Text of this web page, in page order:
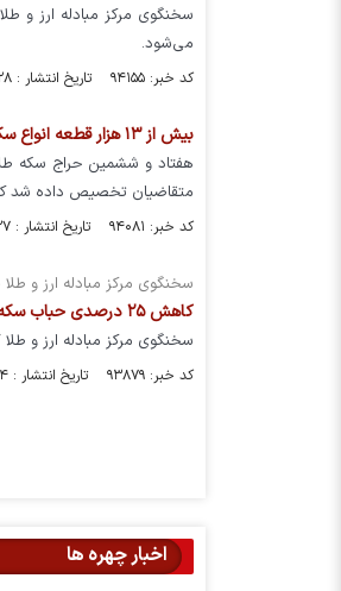
سخنگوی مرکز مبادله ارز و
می‌شود.
کد خبر: ۹۴۱۵۵ تاریخ انتشار : ۱۴۰۳/۱۱/۲۸
بیش از ۱۳ هزار قطعه انواع سکه به فروش رفت
متقاضیان تخصیص داده شد که نشان از تخصیص
کد خبر: ۹۴۰۸۱ تاریخ انتشار : ۱۴۰۳/۱۱/۲۷
سخنگوی مرکز مبادله ارز و طلا
کاهش ۲۵ درصدی حباب سکه در یک روز
سخنگوی مرکز مبادله ارز و طلا
کد خبر: ۹۳۸۷۹ تاریخ انتشار : ۱۴۰۳/۱۱/۲۴
اخبار چهره ها